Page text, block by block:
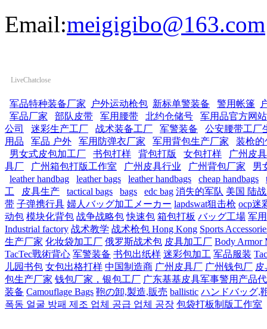
Email:meigigibo@163.com
LiveChatclose
军品特种装备厂家 户外运动枪包 新标单警装备 警用帐篷
军品厂家
部队皮带 军用腰带 北约仓储号
军用品官方网站
公司
迷彩生产工厂 战术装备工厂 军警装备
公安腰带工厂
用品
军品 户外 军用防弹衣厂家 军用背包生产厂家
装枪的
男女式皮包加工厂
书包打样 背包打版 女包打样
广州皮
具厂
广州箱包打版工作室 广州皮具行业 广州背包厂家
男
leather handbag
leather bags leather handbags cheap handbags
工
皮具生产 tactical bags bags edc bag 消失的军队 美国 陆
带 子弹携行具 婦人バッグ加工メーカー lapdswat狙击枪 ocp迷
动包 模块化背包 战争战略包 快速包 箱包打板 バッグ工場 军
Industrial factory 战术教学 战术枪包 Hong Kong Sports
生产厂家 化妆袋加工厂 俄罗斯战术包 皮具加工厂 Body Armor
TacTec戰術背心 军警装备 书包出纸样 迷彩包加工 军品服装
儿园书包 女包出格打样 中国制造商 广州皮具厂 广州钱包厂
包生产厂家 钱包厂家，银包工厂 广东基基皮具军事警用产品
装备 Camouflage Bags 鞄の卸,製造,販売 ballistic ハンドバッグ,
폭동 얼굴 방패 제조 업체 공급 업체 공장 包袋打板制版工作室